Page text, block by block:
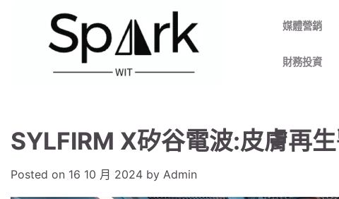
媒體營銷
財務投資
SYLFIRM X矽谷電波:皮膚再
Posted on 16 10 月 2024 by Admin